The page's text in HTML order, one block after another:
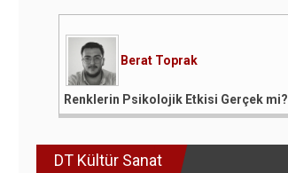
Berat Toprak
Renklerin Psikolojik Etkisi Gerçek mi?
DT Kültür Sanat